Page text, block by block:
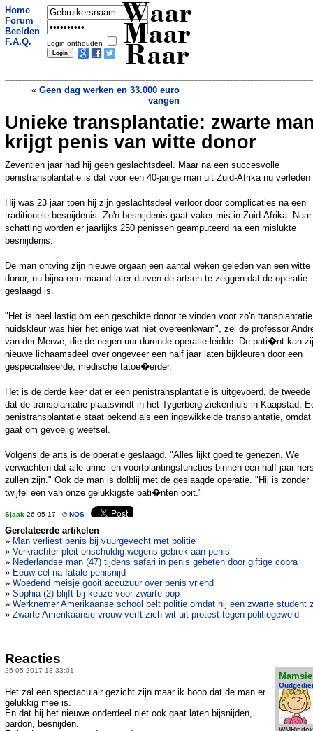
Home
Forum
Beelden
F.A.Q.
Login onthouden
Waar
Maar
Raar
« Geen dag werken en 33.000 euro
vangen
Wielrenner uit Ronde van Belgie gezet
wegens rijden op fietspad»
Unieke transplantatie: zwarte
krijgt penis van witte donor
Zeventien jaar had hij geen geslachtsdeel. Maar na een succesvolle
penistransplantatie is dat voor een 40-jarige man uit Zuid-Afrika nu verleden
Hij was 23 jaar toen hij zijn geslachtsdeel verloor door complicaties na een
traditionele besnijdenis. Zo'n besnijdenis gaat vaker mis in Zuid-Afrika. Naar
schatting worden er jaarlijks 250 penissen geamputeerd na een mislukte
besnijdenis.
De man ontving zijn nieuwe orgaan een aantal weken geleden van een witte
donor, nu bijna een maand later durven de artsen te zeggen dat de operatie
geslaagd is.
"Het is heel lastig om een geschikte donor te vinden voor zo'n
huidskleur was hier het enige wat niet overeenkwam", zei de professor
van der Merwe, die de negen uur durende operatie leidde. De pati�nt kan
nieuwe lichaamsdeel over ongeveer een half jaar laten bijkleuren door een
gespecialiseerde, medische tatoe�erder.
Het is de derde keer dat er een penistransplantatie is uitgevoerd, de tweede
dat de transplantatie plaatsvindt in het Tygerberg-ziekenhuis in Kaapstad.
penistransplantatie staat bekend als een ingewikkelde transplantatie, omdat
gaat om gevoelig weefsel.
Volgens de arts is de operatie geslaagd. "Alles lijkt goed te genezen. We
verwachten dat alle urine- en voortplantingsfuncties binnen een half jaar
zullen zijn." Ook de man is dolblij met de geslaagde operatie. "Hij is zonder
twijfel een van onze gelukkigste pati�nten ooit."
Sjaak 26-05-17 - ©NOS
Gerelateerde artikelen
» Man verliest penis bij vuurgevecht met politie
» Verkrachter pleit onschuldig wegens gebrek aan penis
» Nederlandse man (47) tijdens safari in penis gebeten door giftige cobra
» Eeuw cel na fatale penisnijd
» Woedend meisje gooit accuzuur over penis vriend
» Sophia (2) blijft bij keuze voor zwarte pop
» Werknemer Amerikaanse school belt politie omdat hij een zwarte student
» Zwarte Amerikaanse vrouw verft zich wit uit protest tegen politiegeweld
Reacties
26-05-2017 13:33:01
Mamsie
Het zal een spectaculair gezicht zijn maar ik hoop dat de man er
gelukkig mee is.
En dat hij het nieuwe onderdeel niet ook gaat laten bijsnijden,
pardon, besnijden.